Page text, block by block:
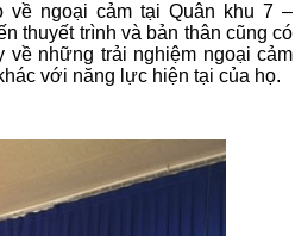
ngoại cảm tại Quân khu 7 –
thuyết trình và bản thân cũng có
về những trải nghiệm ngoại cảm
với năng lực hiện tại của họ.